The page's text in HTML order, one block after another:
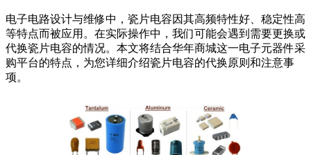
电子电路设计与维修中，瓷片电容因其高频特性好、稳定性高
等特点而被应用。在实际操作中，我们可能会遇到需要更换或
代换瓷片电容的情况。本文将结合华年商城这一电子元器件采
购平台的特点，为您详细介绍瓷片电容的代换原则和注意事
项。